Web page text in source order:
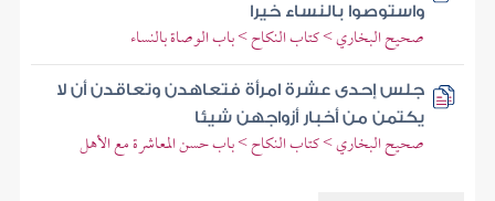
واستوصوا بالنساء خيرا
صحيح البخاري > كتاب النكاح > باب الوصاة بالنساء
جلس إحدى عشرة امرأة فتعاهدن وتعاقدن أن لا
يكتمن من أخبار أزواجهن شيئا
صحيح البخاري > كتاب النكاح > باب حسن المعاشرة مع الأهل